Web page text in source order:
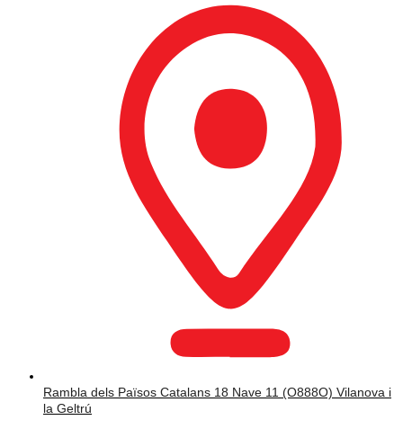
Rambla dels Països Catalans 18 Nave 11 (O888O) Vilanova i
la Geltrú